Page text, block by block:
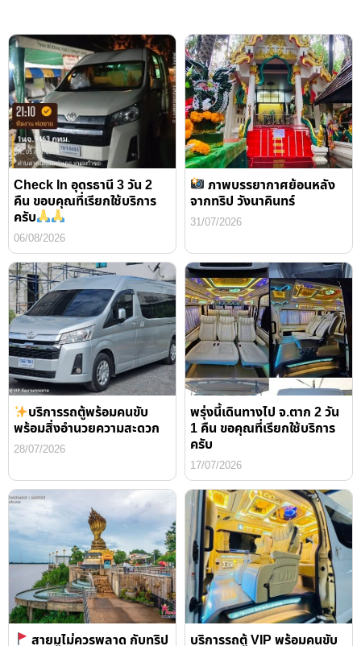
Check In อุดรธานี 3 วัน 2
คืน ขอบคุณที่เรียกใช้บริการ
ครับ
06/08/2026
ภาพบรรยากาศย้อนหลัง
จากทริป วังนาคินทร์
31/07/2026
บริการรถตู้พร้อมคนขับ
พร้อมสิ่งอำนวยความสะดวก
28/07/2026
พรุ่งนี้เดินทางไป จ.ตาก 2 วัน
1 คืน ขอคุณที่เรียกใช้บริการ
ครับ
17/07/2026
สายมูไม่ควรพลาด กับทริป บริการรถตู้ VIP พร้อมคนขับ